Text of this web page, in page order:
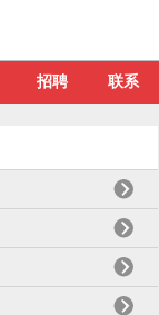
招聘 联系